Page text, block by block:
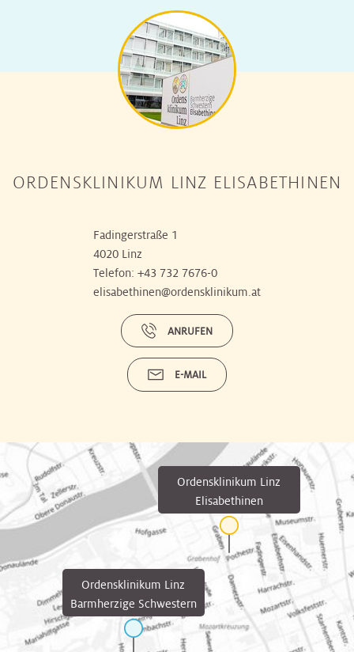
ORDENSKLINIKUM LINZ ELISABETHINEN
Fadingerstraße 1
4020 Linz
Telefon: +43 732 7676-0
elisabethinen@ordensklinikum.at
ANRUFEN
E-MAIL
Ordensklinikum Linz
Barmherzige Schwestern
Ordensklinikum Linz
Elisabethinen